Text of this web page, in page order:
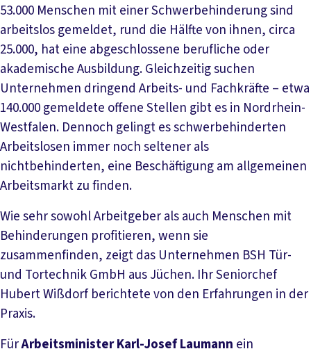
53.000 Menschen mit einer Schwerbehinderung sind
arbeitslos gemeldet, rund die Hälfte von ihnen, circa
25.000, hat eine abgeschlossene berufliche oder
akademische Ausbildung. Gleichzeitig suchen
Unternehmen dringend Arbeits- und Fachkräfte – etwa
140.000 gemeldete offene Stellen gibt es in Nordrhein-
Westfalen. Dennoch gelingt es schwerbehinderten
Arbeitslosen immer noch seltener als
nichtbehinderten, eine Beschäftigung am allgemeinen
Arbeitsmarkt zu finden.
Wie sehr sowohl Arbeitgeber als auch Menschen mit
Behinderungen profitieren, wenn sie
zusammenfinden, zeigt das Unternehmen BSH Tür-
und Tortechnik GmbH aus Jüchen. Ihr Seniorchef
Hubert Wißdorf berichtete von den Erfahrungen in der
Praxis.
FürArbeitsminister Karl-Josef Laumann ein